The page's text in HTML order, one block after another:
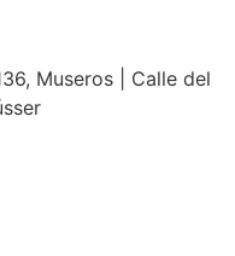
Museros | Calle del